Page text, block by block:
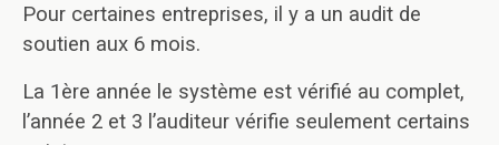
Pour certaines entreprises, il y a un audit de
soutien aux 6 mois.
La 1ère année le système est vérifié au complet,
l’année 2 et 3 l’auditeur vérifie seulement certains